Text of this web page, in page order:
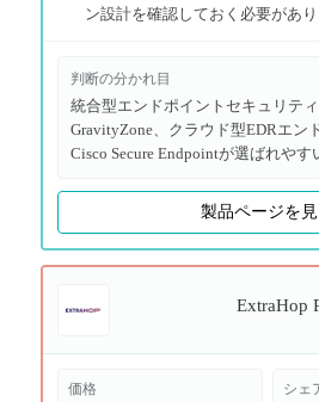
ン設計を確認しておく必要があり
判断の分かれ目
統合型エンドポイントセキュリテ
GravityZone、クラウド型EDRエン
Cisco Secure Endpointが選ばれやす
製品ページを
ExtraHop
価格 シェ